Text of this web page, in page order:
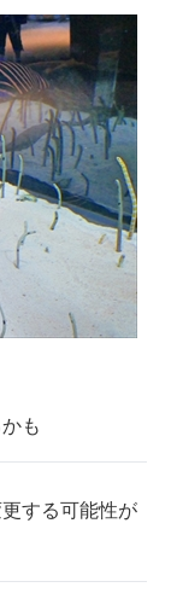
も
する可能性が